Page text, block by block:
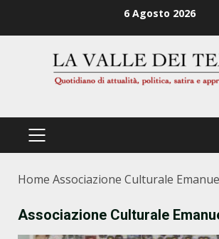
6 Agosto 2026
PRIMÄRES
Home Associazione Culturale
Associazione Culturale